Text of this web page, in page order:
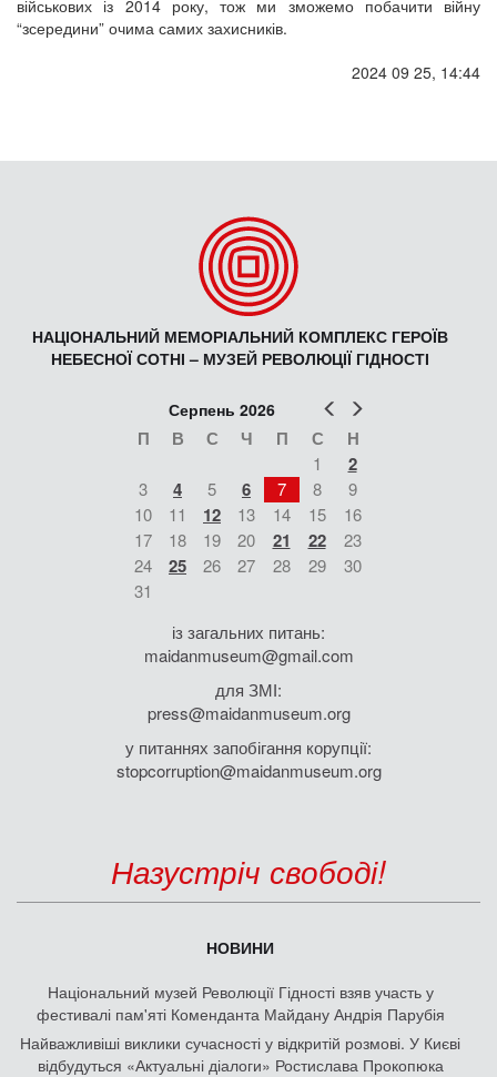
військових із 2014 року, тож ми зможемо побачити війну
“зсередини” очима самих захисників.
2024 09 25, 14:44
НАЦІОНАЛЬНИЙ МЕМОРІАЛЬНИЙ КОМПЛЕКС ГЕРОЇВ
НЕБЕСНОЇ СОТНІ – МУЗЕЙ РЕВОЛЮЦІЇ ГІДНОСТІ
Попер
Серпень 2026
П В С Ч П С Н
1 2
3 4 5 6 7 8
9
10
11 12 13 14 15
16
17
18 19 20 21 22
23
24
25 26 27 28 29
30
31
із загальних питань:
maidanmuseum@gmail.com
для ЗМІ:
press@maidanmuseum.org
у питаннях запобігання корупції:
stopcorruption@maidanmuseum.org
Назустріч свободі!
НОВИНИ
Національний музей Революції Гідності взяв участь у
фестивалі пам'яті Коменданта Майдану Андрія Парубія
Найважливіші виклики сучасності у відкритій розмові. У Києві
відбудуться «Актуальні діалоги» Ростислава Прокопюка